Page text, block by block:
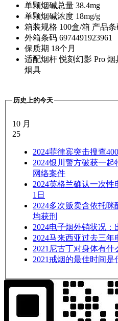
单颗烟碱总量 38.4mg
单颗烟碱浓度 18mg/g
箱装规格 100盒/箱 产品条
外箱条码 6974491923961
保质期 18个月
适配烟杆 悦刻幻影 Pro
烟具
历史上的今天
10 月
25
2024菲律宾突击搜查
2024银川警方破获一起
网络案件
2024英格兰确认一次性
1日
2024多次贩卖含依托咪
均获刑
2024电子烟外销状况：
2024马来西亚过去三年
2021 尼古丁对身体有什
2021戒烟的最佳时间是